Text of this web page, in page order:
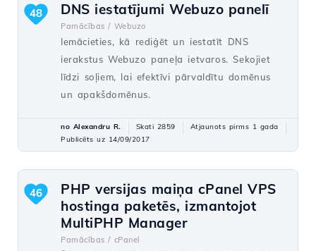
DNS iestatījumi Webuzo panelī
Pamācības / Webuzo
Iemācieties, kā rediģēt un iestatīt DNS
ierakstus Webuzo paneļa ietvaros. Sekojiet
līdzi soļiem, lai efektīvi pārvaldītu domēnus
un apakšdomēnus.
48
no Alexandru R. Skati 2859
Atjaunots pirms 1 gada
Publicēts uz 14/09/2017
PHP versijas maiņa cPanel VPS
hostinga paketēs, izmantojot
MultiPHP Manager
Pamācības / cPanel
46